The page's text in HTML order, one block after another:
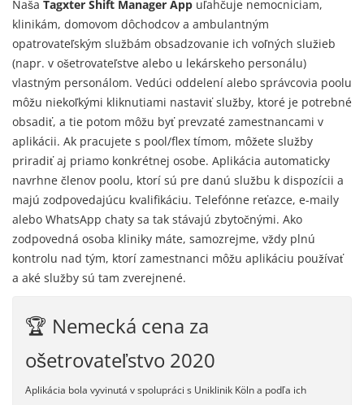
Naša Tagxter Shift Manager App uľahčuje nemocniciam,
klinikám, domovom dôchodcov a ambulantným
opatrovateľským službám obsadzovanie ich voľných služieb
(napr. v ošetrovateľstve alebo u lekárskeho personálu)
vlastným personálom. Vedúci oddelení alebo správcovia poolu
môžu niekoľkými kliknutiami nastaviť služby, ktoré je potrebné
obsadiť, a tie potom môžu byť prevzaté zamestnancami v
aplikácii. Ak pracujete s pool/flex tímom, môžete služby
priradiť aj priamo konkrétnej osobe. Aplikácia automaticky
navrhne členov poolu, ktorí sú pre danú službu k dispozícii a
majú zodpovedajúcu kvalifikáciu. Telefónne reťazce, e-maily
alebo WhatsApp chaty sa tak stávajú zbytočnými. Ako
zodpovedná osoba kliniky máte, samozrejme, vždy plnú
kontrolu nad tým, ktorí zamestnanci môžu aplikáciu používať
a aké služby sú tam zverejnené.
🏆 Nemecká cena za
ošetrovateľstvo 2020
Aplikácia bola vyvinutá v spolupráci s Uniklinik Köln a podľa ich